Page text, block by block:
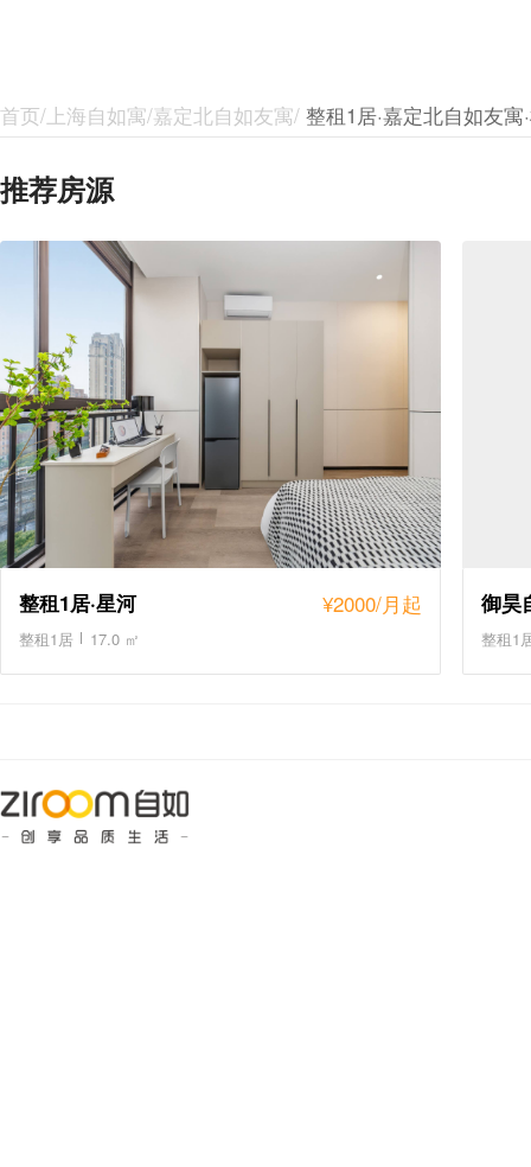
首页/上海自如寓/嘉定北自如友寓/ 整租1居·嘉定北自如友寓
推荐房源
整租1居·星河 ¥2000/月起
整租1居 17.0 ㎡
御昊
整租1